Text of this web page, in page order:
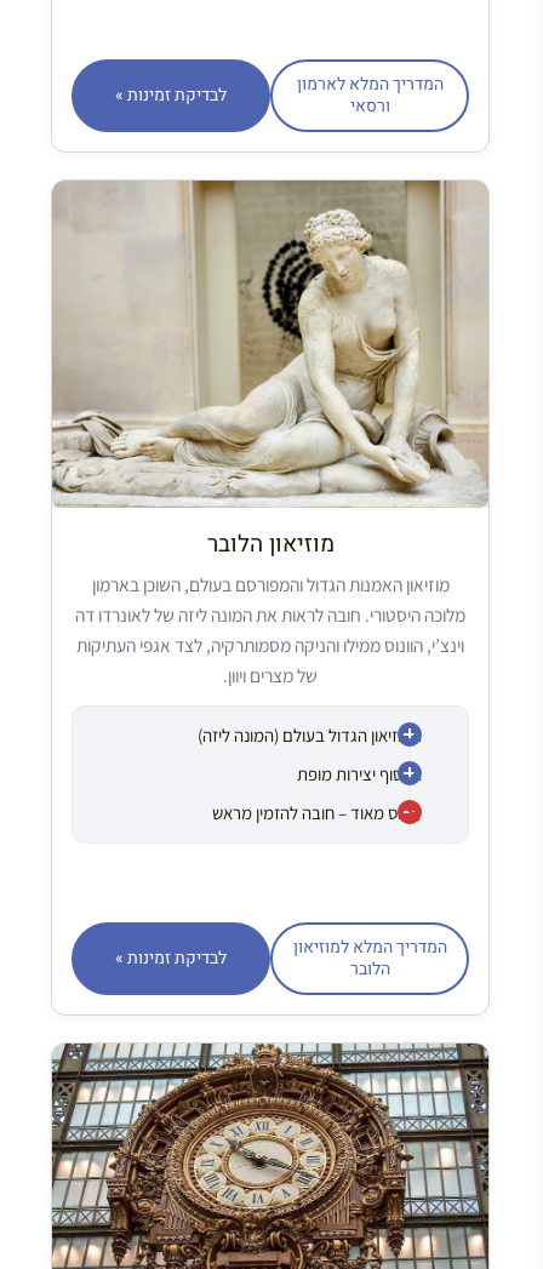
המדריך המלא לארמון
ורסאי
לבדיקת זמינות »
מוזיאון הלובר
המוזיאון הגדול בעולם (המונה ליזה)
אינסוף יצירות מופת
עמוס מאוד – חובה להזמין מראש
מוזיאון האמנות הגדול והמפורסם בעולם, השוכן בארמון
מלוכה היסטורי. חובה לראות את המונה ליזה של לאונרדו דה
וינצ’י, הוונוס ממילו והניקה מסמותרקיה, לצד אגפי העתיקות
של מצרים ויוון.
המדריך המלא למוזיאון
הלובר
לבדיקת זמינות »